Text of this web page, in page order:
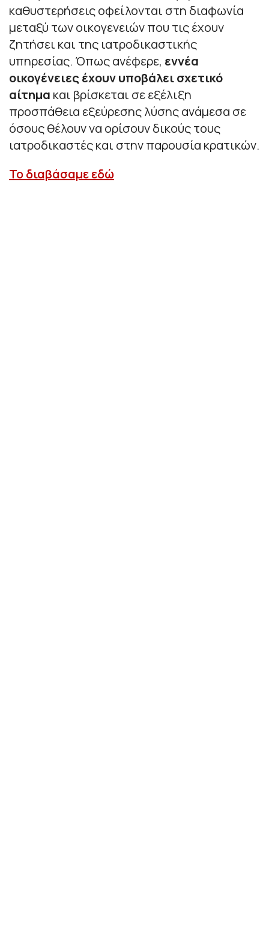
καθυστερήσεις οφείλονται στη διαφωνία
μεταξύ των οικογενειών που τις έχουν
ζητήσει και της ιατροδικαστικής
υπηρεσίας. Όπως ανέφερε, εννέα
οικογένειες έχουν υποβάλει σχετικό
αίτημα και βρίσκεται σε εξέλιξη
προσπάθεια εξεύρεσης λύσης ανάμεσα σε
όσους θέλουν να ορίσουν δικούς τους
ιατροδικαστές και στην παρουσία κρατικών.
Το διαβάσαμε εδώ